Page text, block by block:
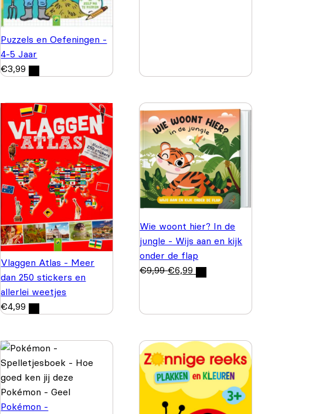
Puzzels en Oefeningen -
4-5 Jaar
€3,99
Vlaggen Atlas - Meer
dan 250 stickers en
allerlei weetjes
€4,99
Wie woont hier? In de
jungle - Wijs aan en kijk
onder de flap
€9,99 €6,99
Pokémon -